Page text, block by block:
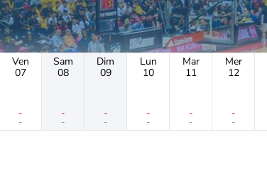
Ven
07
-
-
Sam
08
-
-
Dim
09
-
-
Lun
10
-
-
Mar
11
-
-
Mer
12
-
-